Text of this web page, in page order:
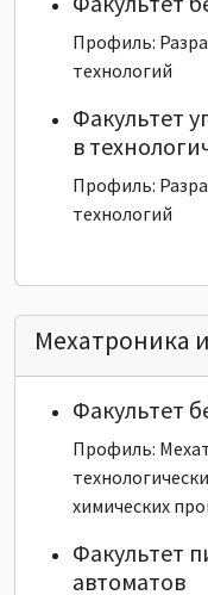
Профиль:
технологий
Факультет
в
Профиль:
технологий
Мехатроника
Факультет
Профиль:
химических
Факультет
автоматов